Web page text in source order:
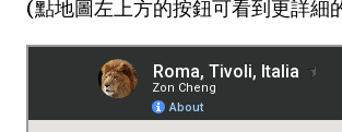
(點地圖左上方的按鈕可看到更詳細